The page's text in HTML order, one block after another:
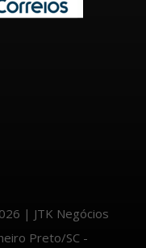
| JTK Negócios
Preto/SC -